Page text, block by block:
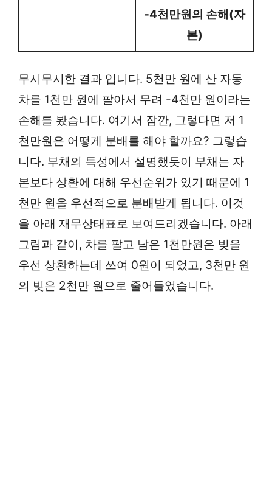
-4천만원의 손해(자
본)
무시무시한 결과 입니다. 5천만 원에 산 자동
차를 1천만 원에 팔아서 무려 -4천만 원이라는
손해를 봤습니다. 여기서 잠깐, 그렇다면 저 1
천만원은 어떻게 분배를 해야 할까요? 그렇습
니다. 부채의 특성에서 설명했듯이 부채는 자
본보다 상환에 대해 우선순위가 있기 때문에 1
천만 원을 우선적으로 분배받게 됩니다. 이것
을 아래 재무상태표로 보여드리겠습니다. 아래
그림과 같이, 차를 팔고 남은 1천만원은 빚을
우선 상환하는데 쓰여 0원이 되었고, 3천만 원
의 빚은 2천만 원으로 줄어들었습니다.